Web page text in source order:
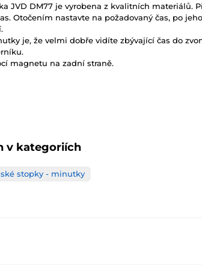
JVD DM77 je vyrobena z kvalitních materiálů.
Otočením nastavte na požadovaný čas, po
je, že velmi dobře vidíte zbývající čas do
magnetu na zadní straně.
v kategoriích
stopky - minutky